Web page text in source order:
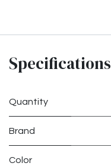
Specifications
Quantity
Brand
Color